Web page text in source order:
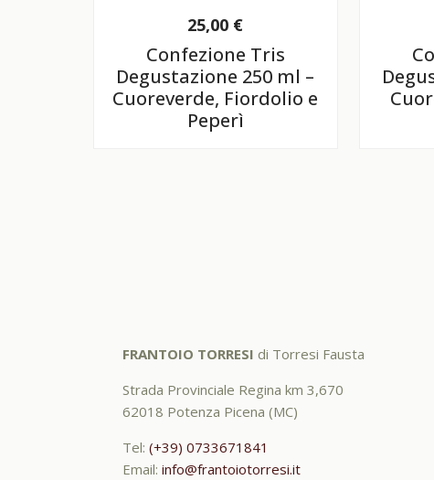
25,00 €
Confezione Tris
Degustazione 250 ml –
Cuoreverde, Fiordolio e
Peperì
FRANTOIO TORRESI di Torresi Fausta
Strada Provinciale Regina km 3,670
62018 Potenza Picena (MC)
Tel: (+39) 0733671841
Email: info@frantoiotorresi.it